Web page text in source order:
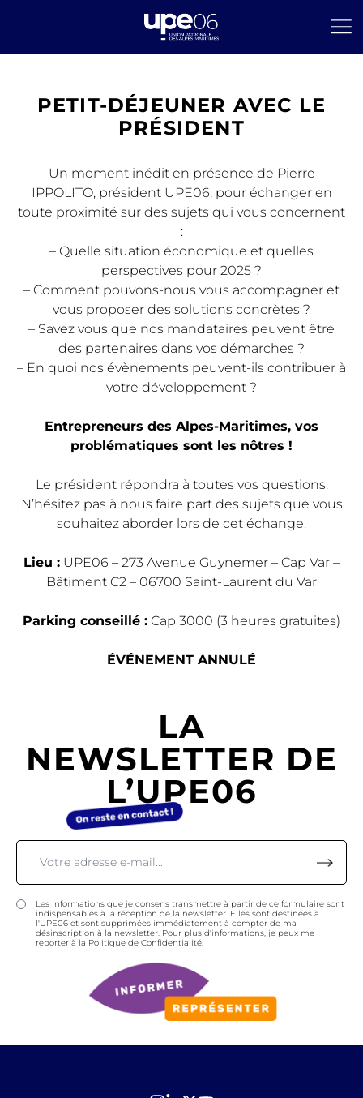
PETIT-DÉJEUNER AVEC LE
PRÉSIDENT
Un moment inédit en présence de Pierre
IPPOLITO, président UPE06, pour échanger en
toute proximité sur des sujets qui vous concernent
:
– Quelle situation économique et quelles
perspectives pour 2025 ?
– Comment pouvons-nous vous accompagner et
vous proposer des solutions concrètes ?
– Savez vous que nos mandataires peuvent être
des partenaires dans vos démarches ?
– En quoi nos évènements peuvent-ils contribuer à
votre développement ?
Entrepreneurs des Alpes-Maritimes, vos
problématiques sont les nôtres !
Le président répondra à toutes vos questions.
N’hésitez pas à nous faire part des sujets que vous
souhaitez aborder lors de cet échange.
Lieu : UPE06 – 273 Avenue Guynemer – Cap Var –
Bâtiment C2 – 06700 Saint-Laurent du Var
Parking conseillé : Cap 3000 (3 heures gratuites)
ÉVÉNEMENT ANNULÉ
LA
NEWSLETTER DE
L’UPE06
Les informations que je consens transmettre à partir de ce formulaire sont
indispensables à la réception de la newsletter. Elles sont destinées à
l'UPE06 et sont supprimées immédiatement à compter de ma
désinscription à la newsletter. Pour plus d'informations, je peux me
reporter à la Politique de Confidentialité.